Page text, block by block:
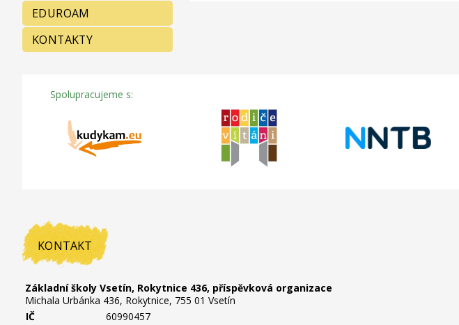
EDUROAM
KONTAKTY
Spolupracujeme s:
KONTAKT
Základní školy Vsetín, Rokytnice 436, příspěvková organizace
Michala Urbánka 436, Rokytnice, 755 01 Vsetín
IČ
60990457